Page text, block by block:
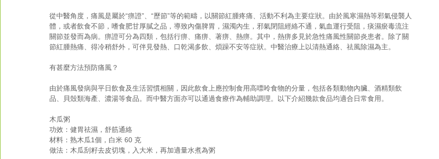
從中醫角度，痛風是屬於“痹證”、“歷節”等的範疇，以關節紅腫疼痛、活動不利為主要症狀。由於風寒濕熱等邪氣侵襲人
體，或者飲食不節，嗜食肥甘厚膩之品，導致內傷脾胃，濕濁內生，邪氣閉阻經絡不通，氣血運行受阻，痰濕瘀毒流注
關節並發而為病。痹證可分為四類，包括行痹、痛痹、著痹、熱痹。其中，熱痹多見於急性痛風性關節炎患者。除了關
節紅腫熱痛、得冷稍舒外，可伴見發熱、口乾渴多飲、煩躁不安等症狀。中醫治療上以清熱通絡、祛風除濕為主。
有甚麼方法預防痛風？
由於痛風發病與平日飲食及生活習慣相關，因此飲食上應控制食用高嘌呤食物的分量，包括各類動物內臟、酒精類飲
品、貝殼類海產、濃湯等食品。而中醫方面亦可以通過食療作為輔助調理。以下介紹幾款食品均適合日常食用。
木瓜粥
功效：健胃祛濕，舒筋通絡
材料：熟木瓜1個，白米 60 克
做法：木瓜刮籽去皮切塊，入大米，再加適量水煮為粥